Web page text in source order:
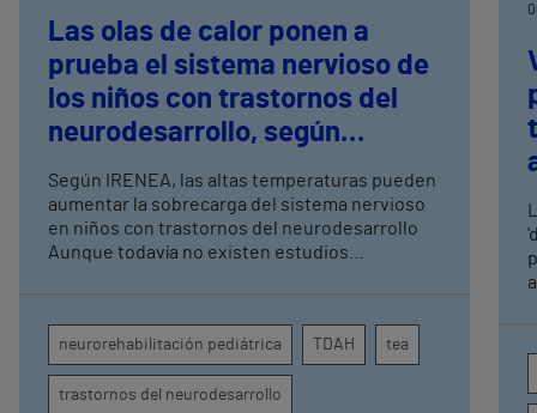
Las olas de calor ponen a
prueba el sistema nervioso de
los niños con trastornos del
neurodesarrollo, según
expertos en
neurorrehabilitación
pediátrica de Vithas
Según IRENEA, las altas temperaturas pueden
aumentar la sobrecarga del sistema nervioso
en niños con trastornos del neurodesarrollo
Aunque todavía no existen estudios
atención, la regulación emocional y la
conducta
neurorehabilitación pediátrica TDAH tea
trastornos del neurodesarrollo